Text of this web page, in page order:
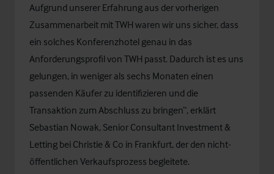
Aufgrund unserer Erfahrung aus der vorherigen
Zusammenarbeit mit TWH waren wir uns sicher, dass
ein solches Konferenzhotel genau in das
Anforderungsprofil von TWH passt. Dadurch ist es uns
gelungen, in weniger als sechs Monaten einen
passenden Käufer zu identifizieren und die
Transaktion zum Abschluss zu bringen“, erklärt
Sebastian Nowak, Senior Consultant Investment &
Letting bei Christie & Co in Frankfurt, der den nicht-
öffentlichen Verkaufsprozess begleitete.